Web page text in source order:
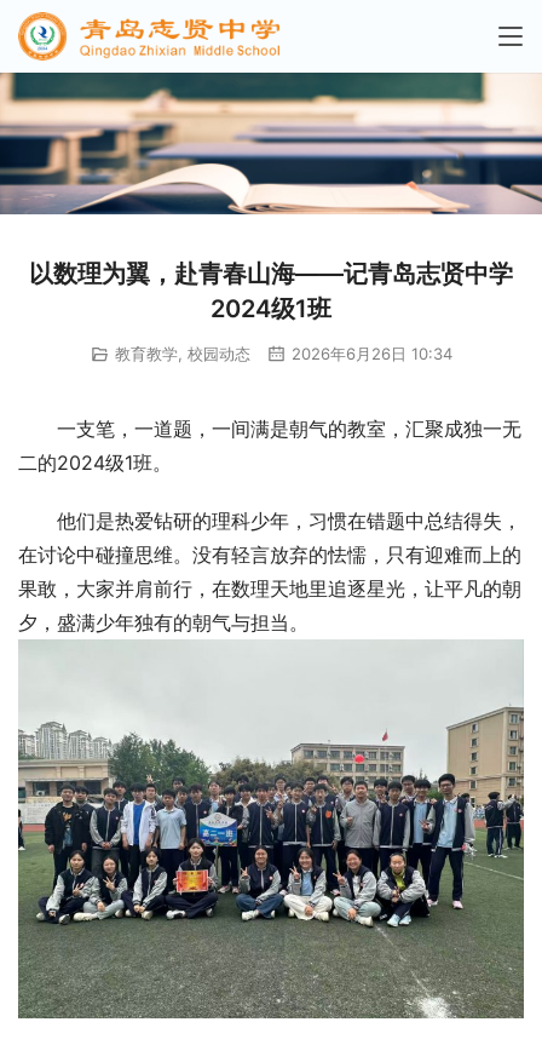
以数理为翼，赴青春山海——记青岛志贤中学
2024级1班
教育教学, 校园动态 2026年6月26日 10:34
一支笔，一道题，一间满是朝气的教室，汇聚成独一无
二的2024级1班。
他们是热爱钻研的理科少年，习惯在错题中总结得失，
在讨论中碰撞思维。没有轻言放弃的怯懦，只有迎难而上的
果敢，大家并肩前行，在数理天地里追逐星光，让平凡的朝
夕，盛满少年独有的朝气与担当。